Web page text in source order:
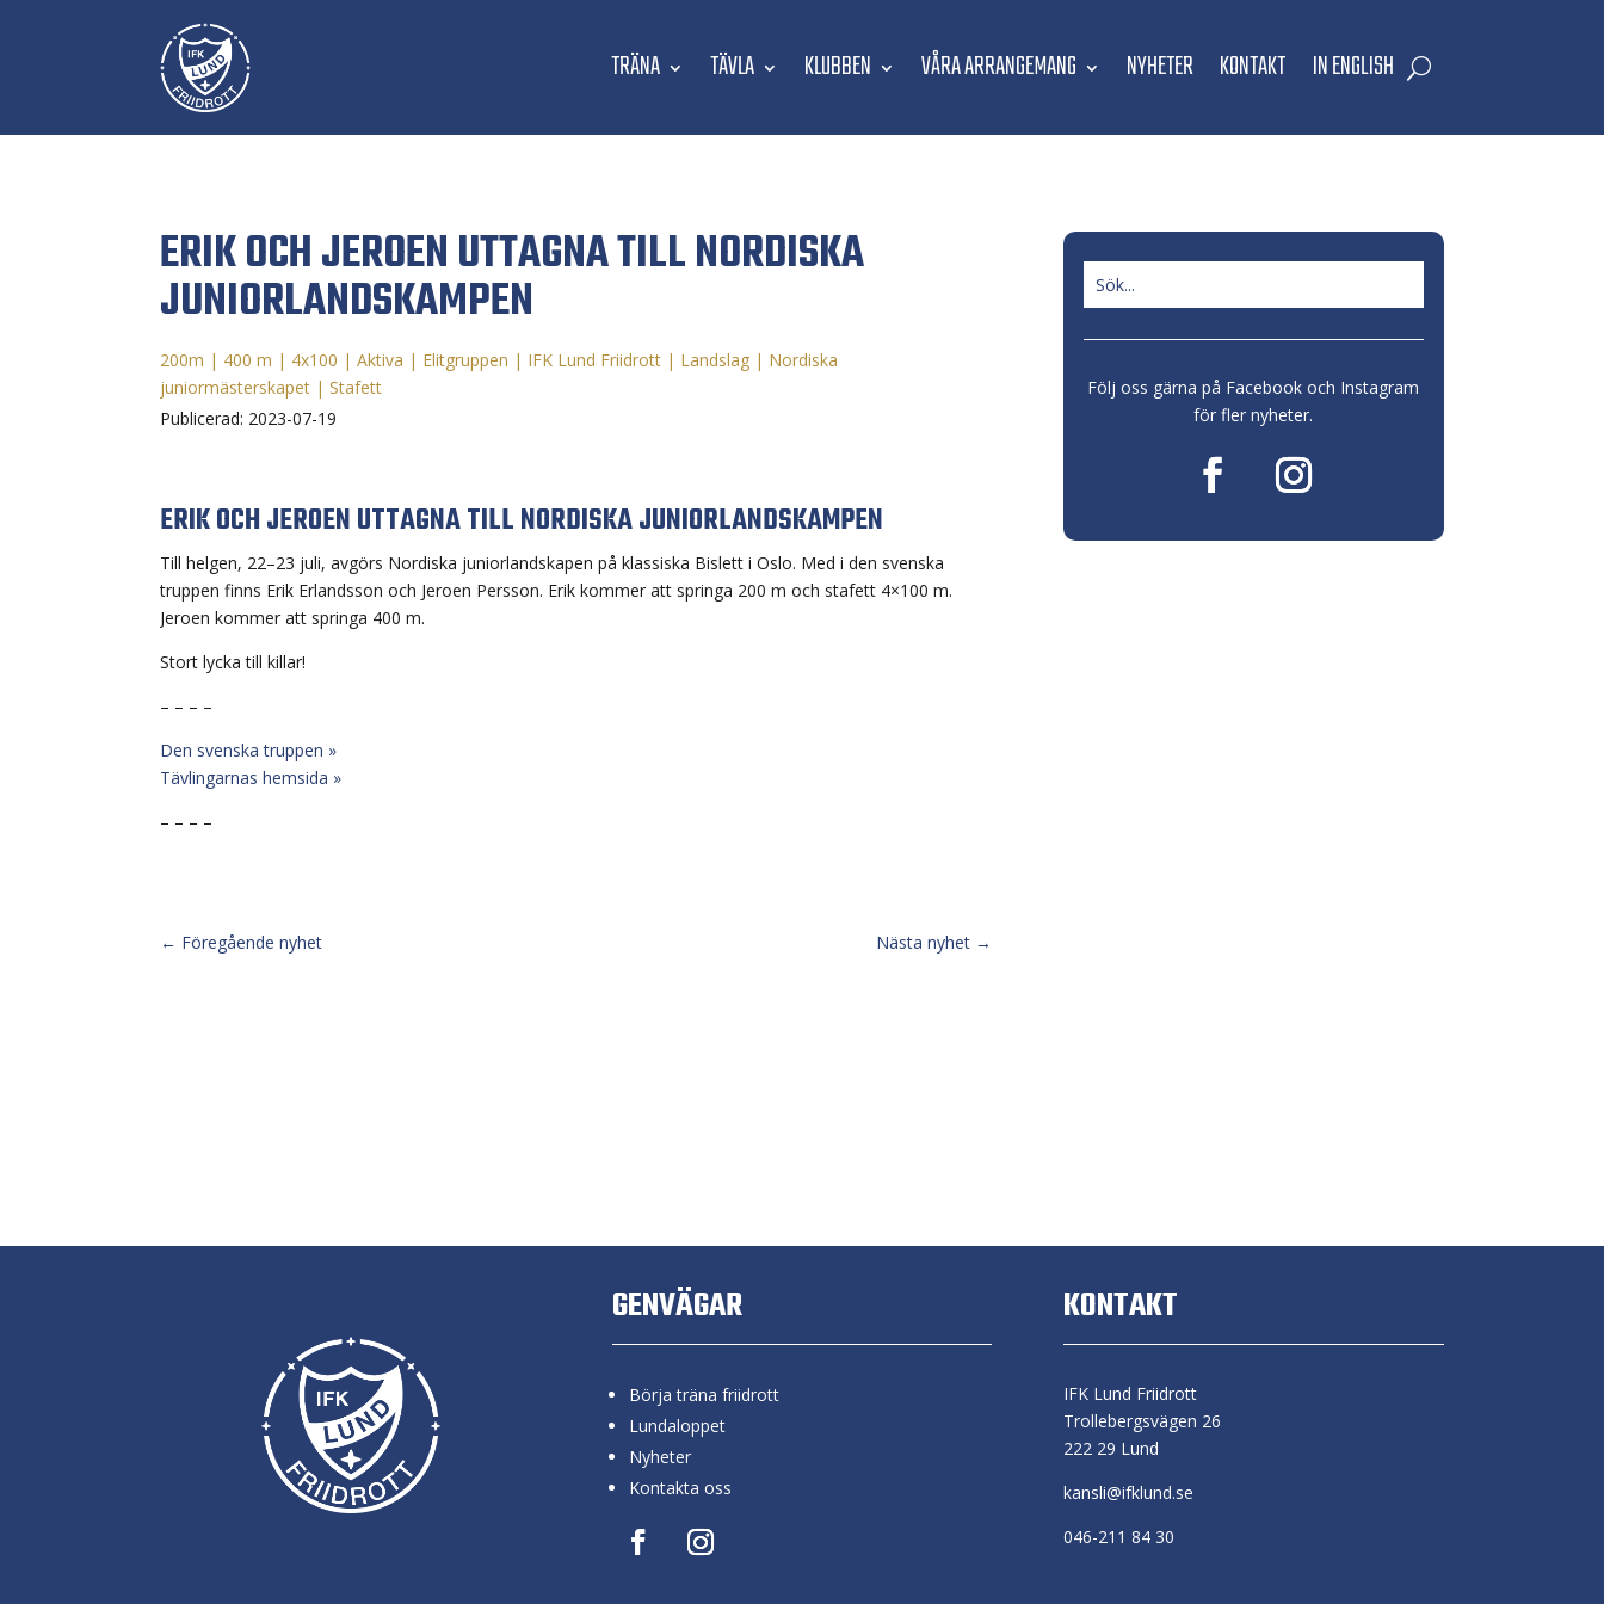
TRÄNA TÄVLA KLUBBEN VÅRA ARRANGEMANG NYHETER KONTAKT IN ENGLISH
ERIK OCH JEROEN UTTAGNA TILL NORDISKA
JUNIORLANDSKAMPEN
200m | 400 m | 4x100 |Aktiva | Elitgruppen | IFK Lund Friidrott | Landslag | Nordiska
juniormästerskapet |Stafett
Publicerad: 2023-07-19
ERIK OCH JEROEN UTTAGNA TILL NORDISKA JUNIORLANDSKAMPEN
Till helgen, 22–23 juli, avgörs Nordiska juniorlandskapen på klassiska Bislett i Oslo. Med i den svenska
truppen finns Erik Erlandsson och Jeroen Persson. Erik kommer att springa 200 m och stafett 4×100 m.
Jeroen kommer att springa 400 m.
Stort lycka till killar!
– – – –
Den svenska truppen »
Tävlingarnas hemsida »
– – – –
← Föregående nyhet Nästa nyhet →
Följ oss gärna på Facebook och Instagram
för fler nyheter.
GENVÄGAR
Börja träna friidrott
Lundaloppet
Nyheter
Kontakta oss
KONTAKT
IFK Lund Friidrott
Trollebergsvägen 26
222 29 Lund
kansli@ifklund.se
046-211 84 30